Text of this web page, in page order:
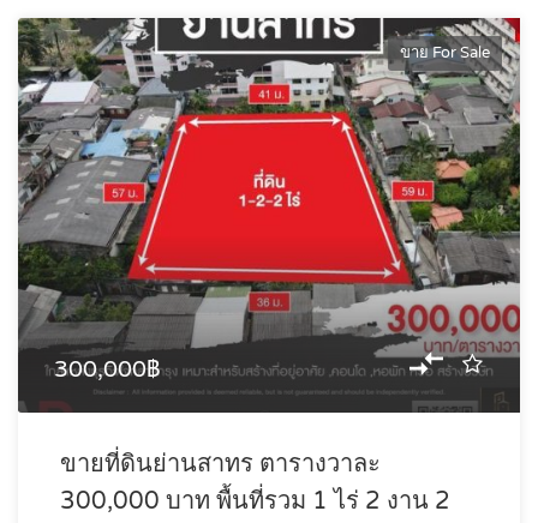
ขาย For Sale
300,000฿
ขายที่ดินย่านสาทร ตารางวาละ
300,000 บาท พื้นที่รวม 1 ไร่ 2 งาน 2